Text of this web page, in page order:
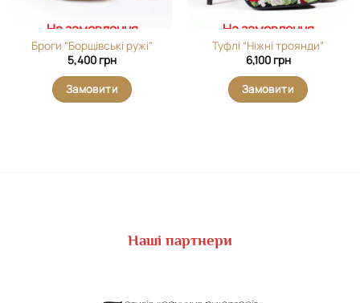
На замовлення
Броги “Борщівські ружі”
5,400 грн
Замовити
На замовлення
Туфлі “Ніжні троянди”
6,100 грн
Замовити
Наші партнери